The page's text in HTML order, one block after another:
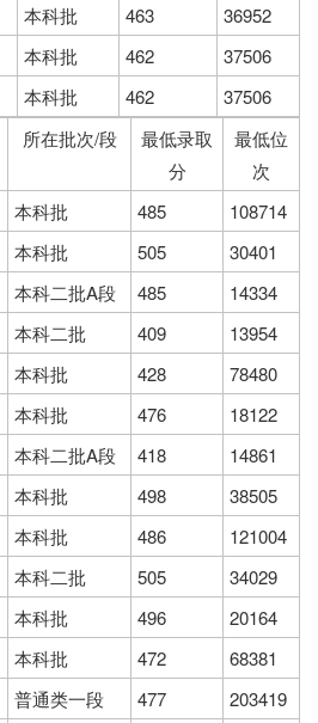
本科批 463
36952
本科批 462
37506
本科批 462
37506
所在批次/段
最低录取
分
最低位
次
本科批 485
108714
本科批 505
30401
本科二批A段 485
14334
本科二批 409
13954
本科批 428
78480
本科批 476
18122
本科二批A段 418
14861
本科批 498
38505
本科批 486
121004
本科二批 505
34029
本科批 496
20164
本科批 472
68381
普通类一段 477
203419